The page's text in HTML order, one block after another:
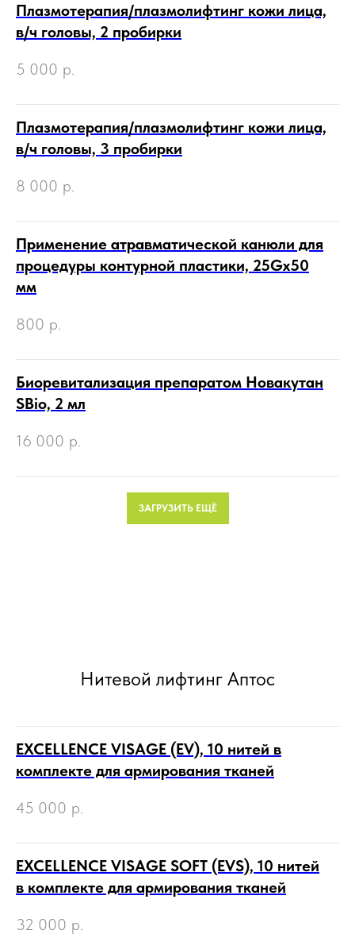
Плазмотерапия/плазмолифтинг кожи лица,
в/ч головы, 2 пробирки
5 000 р.
Плазмотерапия/плазмолифтинг кожи лица,
в/ч головы, 3 пробирки
8 000 р.
Применение атравматической канюли для
процедуры контурной пластики, 25Gх50
мм
800 р.
Биоревитализация препаратом Новакутан
SBio, 2 мл
16 000 р.
ЗАГРУЗИТЬ ЕЩЁ
Нитевой лифтинг Аптос
EXCELLENCE VISAGE (EV), 10 нитей в
комплекте для армирования тканей
45 000 р.
EXCELLENCE VISAGE SOFT (EVS), 10 нитей
в комплекте для армирования тканей
32 000 р.